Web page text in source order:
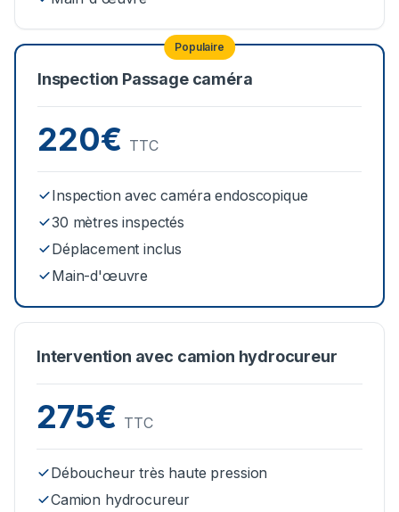
Populaire
Inspection Passage caméra
220€ TTC
Inspection avec caméra endoscopique
30 mètres inspectés
Déplacement inclus
Main-d'œuvre
Intervention avec camion hydrocureur
275€ TTC
Déboucheur très haute pression
Camion hydrocureur